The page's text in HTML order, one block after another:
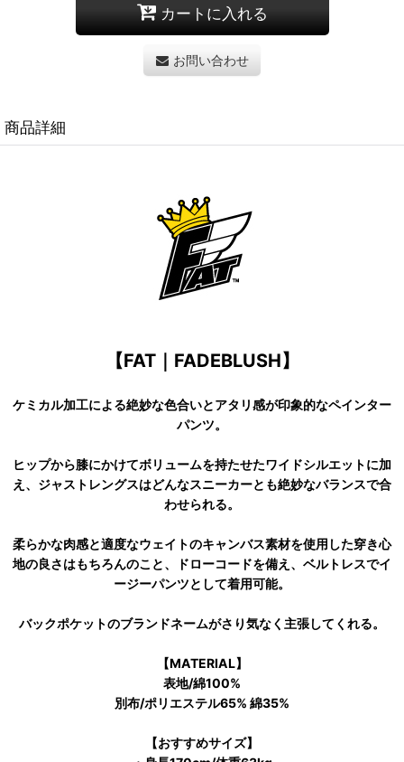
カートに入れる
お問い合わせ
商品詳細
【FAT｜FADEBLUSH】
ケミカル加工による絶妙な色合いとアタリ感が印象的なペインター
パンツ。
ヒップから膝にかけてボリュームを持たせたワイドシルエットに加
え、ジャストレングスはどんなスニーカーとも絶妙なバランスで合
わせられる。
柔らかな肉感と適度なウェイトのキャンバス素材を使用した穿き心
地の良さはもちろんのこと、ドローコードを備え、ベルトレスでイ
ージーパンツとして着用可能。
バックポケットのブランドネームがさり気なく主張してくれる。
【MATERIAL】
表地/綿100%
別布/ポリエステル65% 綿35%
【おすすめサイズ】